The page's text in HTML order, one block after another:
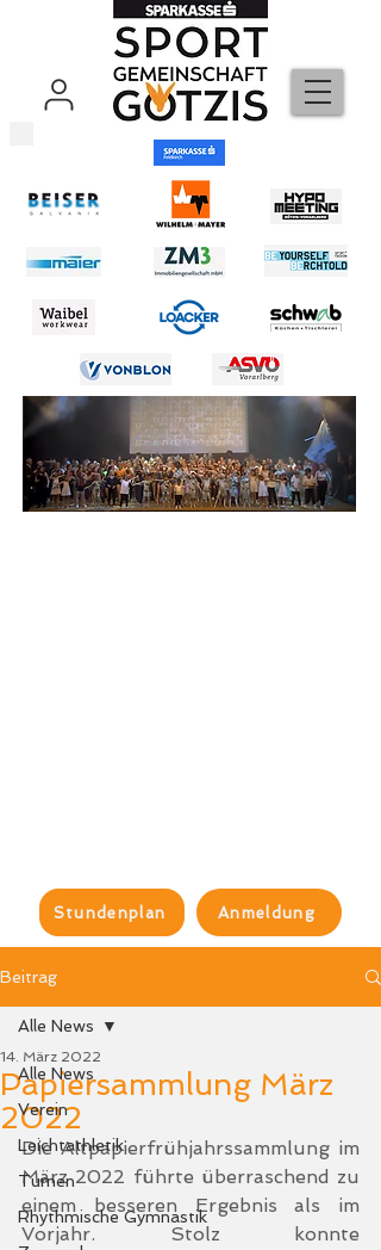
Stundenplan Anmeldung
Beitrag
Alle News
Verein
Leichtathletik
Turnen
Rhythmische Gymnastik
Alle News
Papiersammlung März
2022
14. März 2022
Die Altpapierfrühjahrssammlung im
März 2022 führte überraschend zu
einem besseren Ergebnis als im
Vorjahr. Stolz konnte